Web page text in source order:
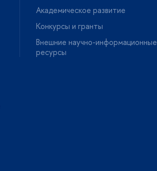
Академическое развитие
Конкурсы и гранты
нешние научно-информационные
ресурсы